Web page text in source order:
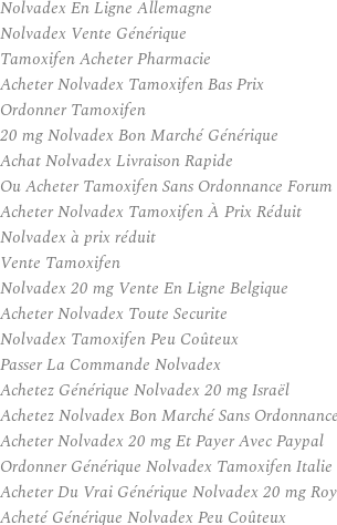
Nolvadex En Ligne Allemagne
Nolvadex Vente Générique
Tamoxifen Acheter Pharmacie
Acheter Nolvadex Tamoxifen Bas Prix
Ordonner Tamoxifen
20 mg Nolvadex Bon Marché Générique
Achat Nolvadex Livraison Rapide
Ou Acheter Tamoxifen Sans Ordonnance Forum
Acheter Nolvadex Tamoxifen À Prix Réduit
Nolvadex à prix réduit
Vente Tamoxifen
Nolvadex 20 mg Vente En Ligne Belgique
Acheter Nolvadex Toute Securite
Nolvadex Tamoxifen Peu Coûteux
Passer La Commande Nolvadex
Achetez Générique Nolvadex 20 mg Israël
Achetez Nolvadex Bon Marché Sans Ordonnance
Acheter Nolvadex 20 mg Et Payer Avec Paypal
Ordonner Générique Nolvadex Tamoxifen Italie
Acheter Du Vrai Générique Nolvadex 20 mg
Acheté Générique Nolvadex Peu Coûteux